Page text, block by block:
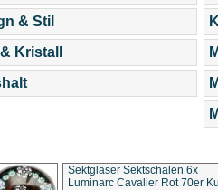
& Stil
Kristall
Sektgläser Sektschalen 6x
Luminarc Cavalier Rot 70er